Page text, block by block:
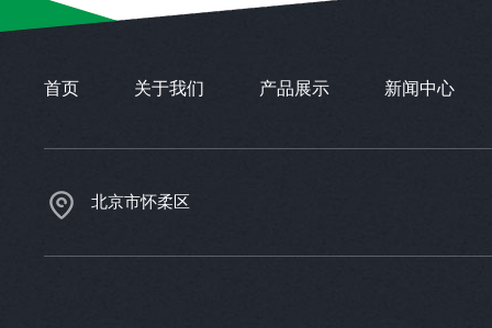
首页 关于我们 产品展示 新闻中心
北京市怀柔区